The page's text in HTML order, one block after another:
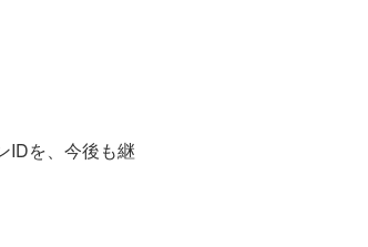
IDを、今後も継